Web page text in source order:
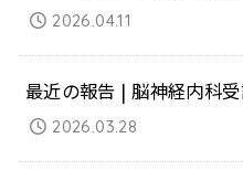
2026.04.11
最近の報告 | 脳神経内科
2026.03.28